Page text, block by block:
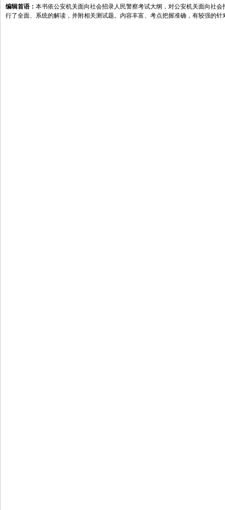
编辑首语： 本书依公安机关面向社会招录人民警察考试大纲，对公安机关面向社
行了全面、系统的解读，并附相关测试题。内容丰富、考点把握准确，有较强的针